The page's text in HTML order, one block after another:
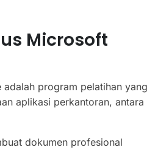
Microsoft
program pelatihan yang
aplikasi perkantoran, antara
dokumen profesional